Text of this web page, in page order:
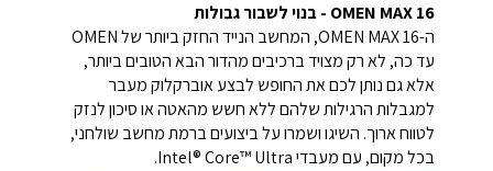
OMEN MAX 16 - בנוי לשבור גבולות
ה-OMEN MAX 16, המחשב הנייד החזק ביותר של OMEN
עד כה, לא רק מצויד ברכיבים מהדור הבא הטובים ביותר,
אלא גם נותן לכם את החופש לבצע אוברקלוק מעבר
למגבלות הרגילות שלהם ללא חשש מהאטה או סיכון לנזק
לטווח ארוך. השיגו ושמרו על ביצועים ברמת מחשב שולחני,
בכל מקום, עם מעבדי Intel® Core™ Ultra.